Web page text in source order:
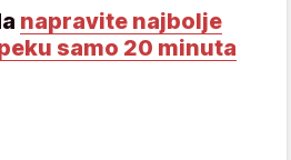
napravite najbolje
samo 20 minuta